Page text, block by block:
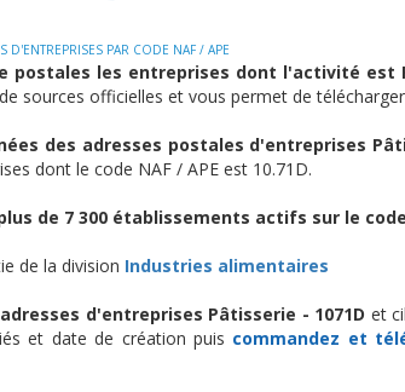
D'ENTREPRISES PAR CODE NAF / APE
postales les entreprises dont l'activité est
sources officielles et vous permet de
des adresses postales d'entreprises
dont le code NAF / APE est 10.71D.
de 7 300 établissements actifs sur le code
de la division Industries alimentaires
d'entreprises Pâtisserie - 1071D et
et date de création puis commandez et